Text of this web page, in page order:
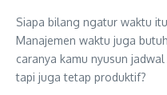
Siapa bilang ngatur waktu
Manajemen waktu juga
caranya kamu nyusun
tapi juga tetap produktif?